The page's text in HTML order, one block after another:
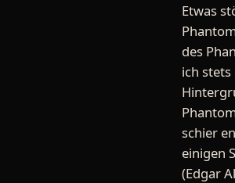
Etwas
des
ich
schier
einigen
(Edgar